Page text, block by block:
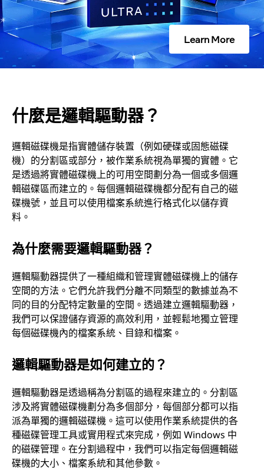
？
Learn More
什麼是邏輯驅動器？
邏輯磁碟機是指實體儲存裝置（例如硬碟或固態磁碟
機）的分割區或部分，被作業系統視為單獨的實體。它
是透過將實體磁碟機上的可用空間劃分為一個或多個邏
輯磁碟區而建立的。每個邏輯磁碟機都分配有自己的磁
碟機號，並且可以使用檔案系統進行格式化以儲存資
料。
為什麼需要邏輯驅動器？
邏輯驅動器提供了一種組織和管理實體磁碟機上的儲存
空間的方法。它們允許我們分離不同類型的數據並為不
同的目的分配特定數量的空間。透過建立邏輯驅動器，
我們可以保證儲存資源的高效利用，並輕鬆地獨立管理
每個磁碟機內的檔案系統、目錄和檔案。
邏輯驅動器是如何建立的？
邏輯驅動器是透過稱為分割區的過程來建立的。分割區
涉及將實體磁碟機劃分為多個部分，每個部分都可以指
派為單獨的邏輯磁碟機。這可以使用作業系統提供的各
種磁碟管理工具或實用程式來完成，例如 Windows 中
的磁碟管理。在分割過程中，我們可以指定每個邏輯磁
碟機的大小、檔案系統和其他參數。